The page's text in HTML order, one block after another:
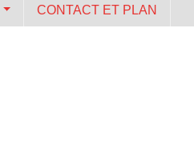
CONTACT ET PLAN